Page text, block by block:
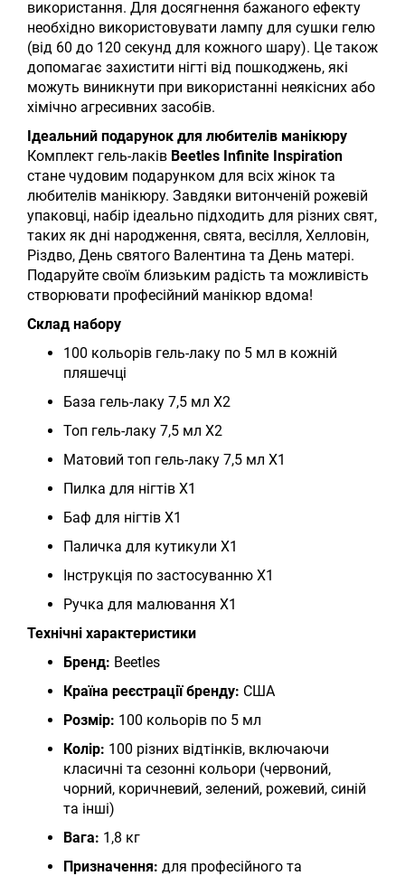
використання. Для досягнення бажаного ефекту
необхідно використовувати лампу для сушки гелю
(від 60 до 120 секунд для кожного шару). Це також
допомагає захистити нігті від пошкоджень, які
можуть виникнути при використанні неякісних або
хімічно агресивних засобів.
Ідеальний подарунок для любителів манікюру
Комплект гель-лаків Beetles Infinite Inspiration
стане чудовим подарунком для всіх жінок та
любителів манікюру. Завдяки витонченій рожевій
упаковці, набір ідеально підходить для різних свят,
таких як дні народження, свята, весілля, Хелловін,
Різдво, День святого Валентина та День матері.
Подаруйте своїм близьким радість та можливість
створювати професійний манікюр вдома!
Склад набору
100 кольорів гель-лаку по 5 мл в кожній
пляшечці
База гель-лаку 7,5 мл X2
Топ гель-лаку 7,5 мл X2
Матовий топ гель-лаку 7,5 мл X1
Пилка для нігтів X1
Баф для нігтів X1
Паличка для кутикули X1
Інструкція по застосуванню X1
Ручка для малювання X1
Технічні характеристики
Бренд: Beetles
Країна реєстрації бренду: США
Розмір: 100 кольорів по 5 мл
Колір: 100 різних відтінків, включаючи
класичні та сезонні кольори (червоний,
чорний, коричневий, зелений, рожевий, синій
та інші)
Вага: 1,8 кг
Призначення: для професійного та